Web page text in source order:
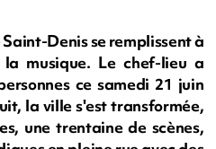
Denis se remplissent à
musique. Le chef-lieu a
ce samedi 21 juin
la ville s'est transformée,
une trentaine de scènes,